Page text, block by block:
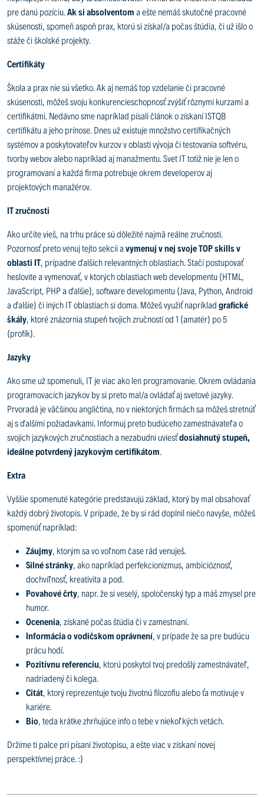
pre danú pozíciu.Ak si absolventom a ešte nemáš skutočné pracovné
skúsenosti, spomeň aspoň prax, ktorú si získal/a počas štúdia, či už išlo o
stáže či školské projekty.
Certifikáty
Škola a prax nie sú všetko. Ak aj nemáš top vzdelanie či pracovné
skúsenosti, môžeš svoju konkurencieschopnosť zvýšiť rôznymi kurzami a
certifikátmi. Nedávno sme napríklad písali článok o získaní ISTQB
certifikátu a jeho prínose. Dnes už existuje množstvo certifikačných
systémov a poskytovateľov kurzov v oblasti vývoja či testovania softvéru,
tvorby webov alebo napríklad aj manažmentu. Svet IT totiž nie je len o
programovaní a každá firma potrebuje okrem developerov aj
projektových manažérov.
IT zručnosti
Ako určite vieš, na trhu práce sú dôležité najmä reálne zručnosti.
Pozornosť preto venuj tejto sekcii a vymenuj v nej svoje TOP skills v
oblasti IT, prípadne ďalších relevantných oblastiach. Stačí postupovať
heslovite a vymenovať, v ktorých oblastiach web developmentu (HTML,
JavaScript, PHP a ďalšie), software developmentu (Java, Python, Android
a ďalšie) či iných IT oblastiach si doma. Môžeš využiť napríklad grafické
škály, ktoré znázornia stupeň tvojich zručností od 1 (amatér) po 5
(profík).
Jazyky
Ako sme už spomenuli, IT je viac ako len programovanie. Okrem ovládania
programovacích jazykov by si preto mal/a ovládať aj svetové jazyky.
Prvoradá je väčšinou angličtina, no v niektorých firmách sa môžeš stretnúť
aj s ďalšími požiadavkami. Informuj preto budúceho zamestnávateľa o
svojich jazykových zručnostiach a nezabudni uviesťdosiahnutý stupeň,
ideálne potvrdený jazykovým certifikátom.
Extra
Vyššie spomenuté kategórie predstavujú základ, ktorý by mal obsahovať
každý dobrý životopis. V prípade, že by si rád doplnil niečo navyše, môžeš
spomenúť napríklad:
Záujmy, ktorým sa vo voľnom čase rád venuješ.
Silné stránky, ako napríklad perfekcionizmus, ambicióznosť,
dochvíľnosť, kreativita a pod.
Povahové črty, napr. že si veselý, spoločenský typ a máš zmysel pre
humor.
Ocenenia, získané počas štúdia či v zamestnaní.
Informácia o vodičskom oprávnení, v prípade že sa pre budúcu
prácu hodí.
Pozitívnu referenciu, ktorú poskytol tvoj predošlý zamestnávateľ,
nadriadený či kolega.
Citát, ktorý reprezentuje tvoju životnú filozofiu alebo ťa motivuje v
kariére.
Bio, teda krátke zhrňujúce info o tebe v niekoľkých vetách.
Držíme ti palce pri písaní životopisu, a ešte viac v získaní novej
perspektívnej práce. :)